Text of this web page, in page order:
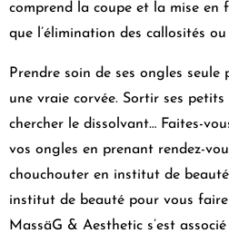
comprend la coupe et la mise en
que l’élimination des callosités
Prendre soin de ses ongles seule
une vraie corvée. Sortir ses petits
chercher le dissolvant… Faites-
vos ongles en prenant rendez-
chouchouter en institut de
institut de beauté pour vous
MassäG & Aesthetic s’est